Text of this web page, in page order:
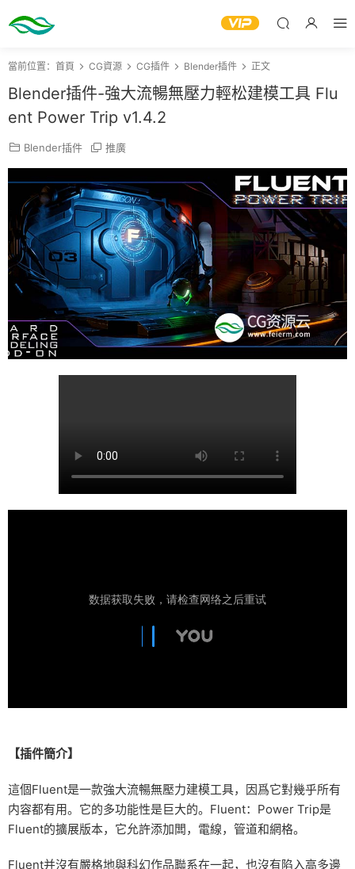
當前位置： 首頁 CG資源 CG插件 Blender插件 正文
Blender插件-強大流暢無壓力輕松建模工具 Flu
ent Power Trip v1.4.2
Blender插件 推廣
【插件簡介】
這個Fluent是一款強大流暢無壓力建模工具，因爲它對幾乎所有
内容都有用。它的多功能性是巨大的。Fluent：Power Trip是
Fluent的擴展版本，它允許添加闆，電線，管道和網格。
Fluent并沒有嚴格地與科幻作品聯系在一起，也沒有陷入高多邊